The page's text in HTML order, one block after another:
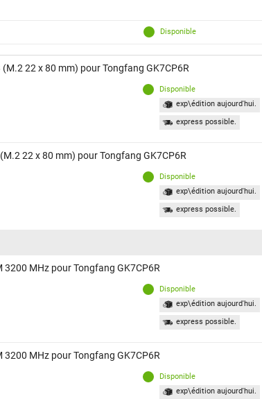
Disponible
(M.2 22 x 80 mm) pour Tongfang GK7CP6R
Disponible
exp\édition aujourd'hui.
express possible.
22 x 80 mm) pour Tongfang GK7CP6R
Disponible
exp\édition aujourd'hui.
express possible.
3200 MHz pour Tongfang GK7CP6R
Disponible
exp\édition aujourd'hui.
express possible.
3200 MHz pour Tongfang GK7CP6R
Disponible
exp\édition aujourd'hui.